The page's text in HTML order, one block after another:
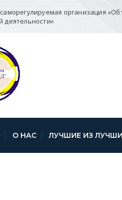
организация
деятельности»
О НАС ЛУЧШИЕ ИЗ